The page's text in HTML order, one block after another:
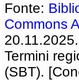
Fonte:
Commons
20.11.2025.
Termini
(SBT).